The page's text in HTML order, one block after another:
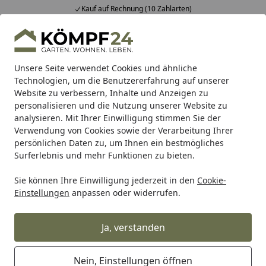
Unsere Seite verwendet Cookies und ähnliche
Technologien, um die Benutzererfahrung auf unserer
Website zu verbessern, Inhalte und Anzeigen zu
personalisieren und die Nutzung unserer Website zu
analysieren. Mit Ihrer Einwilligung stimmen Sie der
Verwendung von Cookies sowie der Verarbeitung Ihrer
persönlichen Daten zu, um Ihnen ein bestmögliches
Surferlebnis und mehr Funktionen zu bieten.
Sie können Ihre Einwilligung jederzeit in den Cookie-
Einstellungen anpassen oder widerrufen.
Ja, verstanden
Nein, Einstellungen öffnen
Kauf auf Rechnung (10 Zahlarten)
Alle Produkte
Mein Konto
Suchen
Startseite
Alles für den Garten Gartenhaus Gartenhäuser Holz
Weka Gartenhaus 209 - 28 mm